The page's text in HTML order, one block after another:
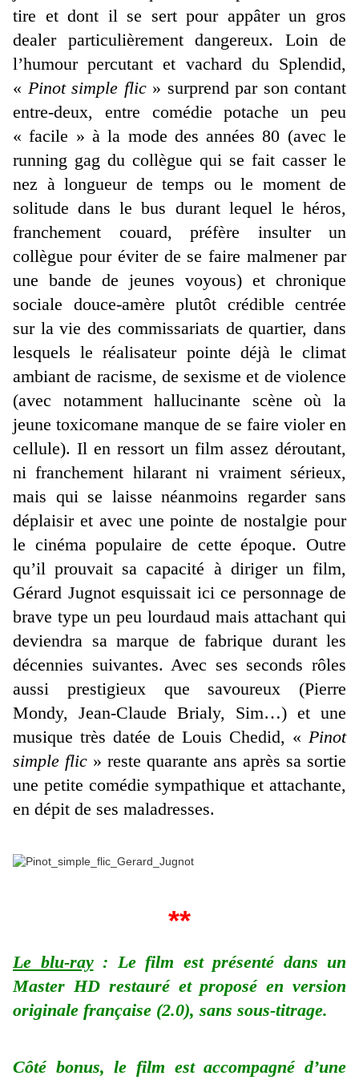
tire et dont il se sert pour appâter un gros
dealer particulièrement dangereux. Loin de
l’humour percutant et vachard du Splendid,
« Pinot simple flic» surprend par son contant
entre-deux, entre comédie potache un peu
« facile » à la mode des années 80 (avec le
running gag du collègue qui se fait casser le
nez à longueur de temps ou le moment de
solitude dans le bus durant lequel le héros,
franchement couard, préfère insulter un
collègue pour éviter de se faire malmener par
une bande de jeunes voyous) et chronique
sociale douce-amère plutôt crédible centrée
sur la vie des commissariats de quartier, dans
lesquels le réalisateur pointe déjà le climat
ambiant de racisme, de sexisme et de violence
(avec notamment hallucinante scène où la
jeune toxicomane manque de se faire violer en
cellule). Il en ressort un film assez déroutant,
ni franchement hilarant ni vraiment sérieux,
mais qui se laisse néanmoins regarder sans
déplaisir et avec une pointe de nostalgie pour
le cinéma populaire de cette époque. Outre
qu’il prouvait sa capacité à diriger un film,
Gérard Jugnot esquissait ici ce personnage de
brave type un peu lourdaud mais attachant qui
deviendra sa marque de fabrique durant les
décennies suivantes. Avec ses seconds rôles
aussi prestigieux que savoureux (Pierre
Mondy, Jean-Claude Brialy, Sim…) et une
musique très datée de Louis Chedid, « Pinot
simple flic » reste quarante ans après sa sortie
une petite comédie sympathique et attachante,
en dépit de ses maladresses.
**
Le blu-ray: Le film est présenté dans un
Master HD restauré et proposé en version
originale française (2.0), sans sous-titrage.
Côté bonus, le film est accompagné d’une